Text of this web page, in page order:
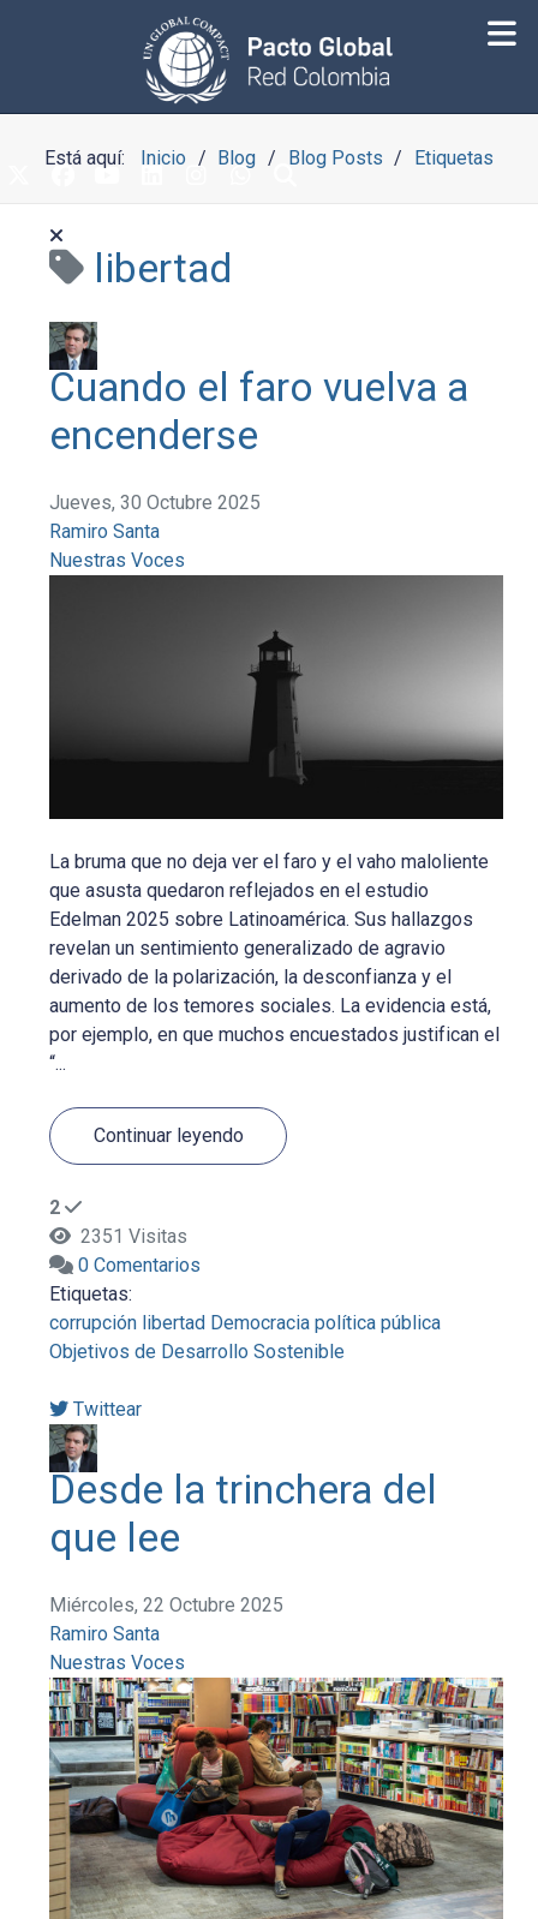
Está aquí: Inicio Blog Blog Posts Etiquetas
libertad
Cuando el faro vuelva a
encenderse
Jueves, 30 Octubre 2025
Ramiro Santa
Nuestras Voces
La bruma que no deja ver el faro y el vaho maloliente
que asusta quedaron reflejados en el estudio
Edelman 2025 sobre Latinoamérica. Sus hallazgos
revelan un sentimiento generalizado de agravio
derivado de la polarización, la desconfianza y el
aumento de los temores sociales. La evidencia está,
por ejemplo, en que muchos encuestados justifican el
“...
Continuar leyendo
2
2351 Visitas
0 Comentarios
Etiquetas:
corrupción libertad Democracia política pública
Objetivos de Desarrollo Sostenible
Twittear
Desde la trinchera del
que lee
Miércoles, 22 Octubre 2025
Ramiro Santa
Nuestras Voces